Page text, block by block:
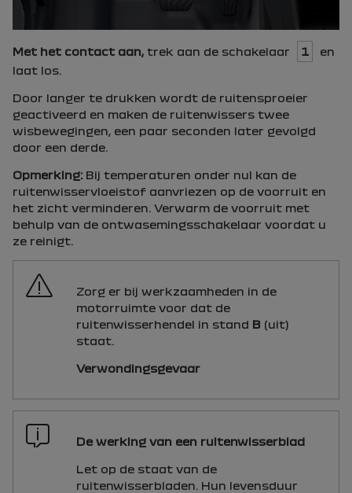
Met het contact aan, trek aan de schakelaar 1
en
laat los.
Door langer te drukken wordt de ruitensproeier
geactiveerd en maken de ruitenwissers twee
wisbewegingen, een paar seconden later gevolgd
door een derde.
Opmerking: Bij temperaturen onder nul kan de
ruitenwisservloeistof aanvriezen op de voorruit en
het zicht verminderen. Verwarm de voorruit met
behulp van de ontwasemingsschakelaar voordat u
ze reinigt.
Zorg er bij werkzaamheden in de
motorruimte voor dat de
ruitenwisserhendel in stand B (uit)
staat.
Verwondingsgevaar
De werking van een ruitenwisserblad
Let op de staat van de
ruitenwisserbladen. Hun levensduur